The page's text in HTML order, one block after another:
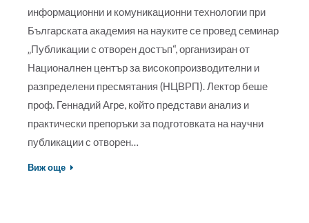
информационни и комуникационни технологии при
Българската академия на науките се провед семинар
„Публикации с отворен достъп“, организиран от
Националнен център за високопроизводителни и
разпределени пресмятания (НЦВРП). Лектор беше
проф. Геннадий Агре, който представи анализ и
практически препоръки за подготовката на научни
публикации с отворен…
Виж още